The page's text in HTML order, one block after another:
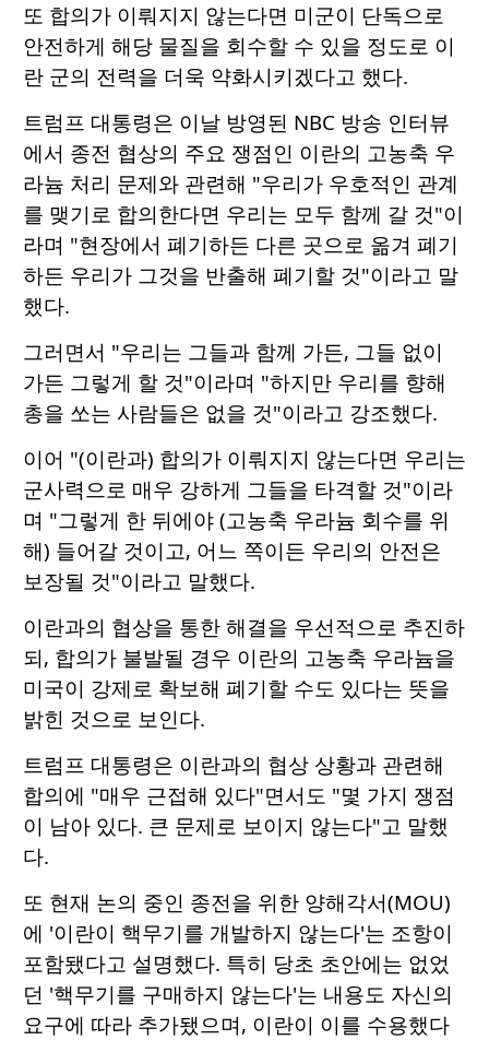
또 합의가 이뤄지지 않는다면 미군이 단독으로
안전하게 해당 물질을 회수할 수 있을 정도로 이
란 군의 전력을 더욱 약화시키겠다고 했다.
트럼프 대통령은 이날 방영된 NBC 방송 인터뷰
에서 종전 협상의 주요 쟁점인 이란의 고농축 우
라늄 처리 문제와 관련해 "우리가 우호적인 관계
를 맺기로 합의한다면 우리는 모두 함께 갈 것"이
라며 "현장에서 폐기하든 다른 곳으로 옮겨 폐기
하든 우리가 그것을 반출해 폐기할 것"이라고 말
했다.
그러면서 "우리는 그들과 함께 가든, 그들 없이
가든 그렇게 할 것"이라며 "하지만 우리를 향해
총을 쏘는 사람들은 없을 것"이라고 강조했다.
이어 "(이란과) 합의가 이뤄지지 않는다면 우리는
군사력으로 매우 강하게 그들을 타격할 것"이라
며 "그렇게 한 뒤에야 (고농축 우라늄 회수를 위
해) 들어갈 것이고, 어느 쪽이든 우리의 안전은
보장될 것"이라고 말했다.
이란과의 협상을 통한 해결을 우선적으로 추진하
되, 합의가 불발될 경우 이란의 고농축 우라늄을
미국이 강제로 확보해 폐기할 수도 있다는 뜻을
밝힌 것으로 보인다.
트럼프 대통령은 이란과의 협상 상황과 관련해
합의에 "매우 근접해 있다"면서도 "몇 가지 쟁점
이 남아 있다. 큰 문제로 보이지 않는다"고 말했
다.
또 현재 논의 중인 종전을 위한 양해각서(MOU)
에 '이란이 핵무기를 개발하지 않는다'는 조항이
포함됐다고 설명했다. 특히 당초 초안에는 없었
던 '핵무기를 구매하지 않는다'는 내용도 자신의
요구에 따라 추가됐으며, 이란이 이를 수용했다